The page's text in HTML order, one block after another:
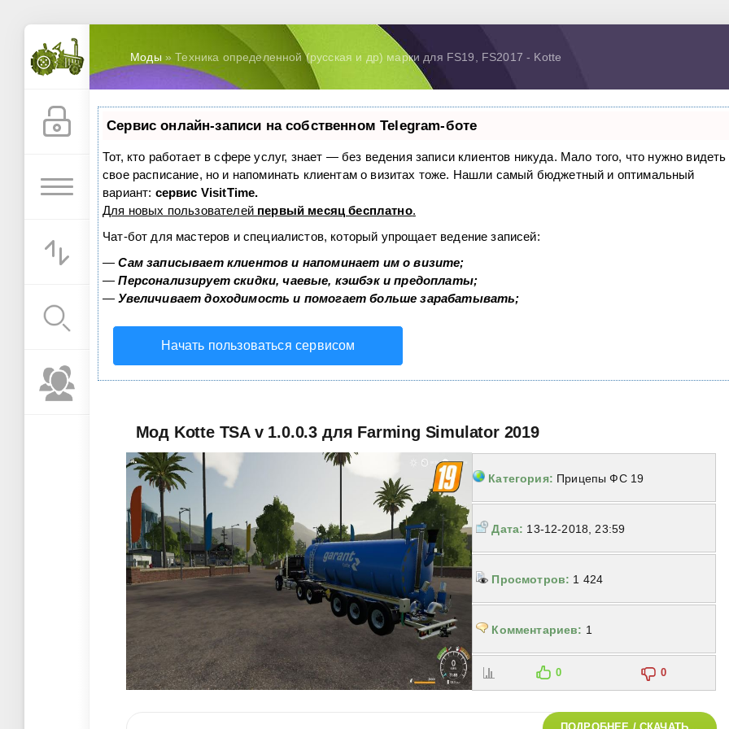
Моды» Техника определенной (русская и др) марки для FS19, FS2017 - Kotte
Сервис онлайн-записи на собственном Telegram-боте
Тот, кто работает в сфере услуг, знает — без ведения записи клиентов никуда. Мало того, что нужно видеть
свое расписание, но и напоминать клиентам о визитах тоже. Нашли самый бюджетный и оптимальный
вариант: сервис VisitTime.
Для новых пользователей первый месяц бесплатно.
Чат-бот для мастеров и специалистов, который упрощает ведение записей:
—Сам записывает клиентов и напоминает им о визите;
—Персонализирует скидки, чаевые, кэшбэк и предоплаты;
—Увеличивает доходимость и помогает больше зарабатывать;
Начать пользоваться сервисом
Мод Kotte TSA v 1.0.0.3 для Farming Simulator 2019
Категория: Прицепы ФС 19
Дата: 13-12-2018, 23:59
Просмотров: 1 424
Комментариев: 1
0 0